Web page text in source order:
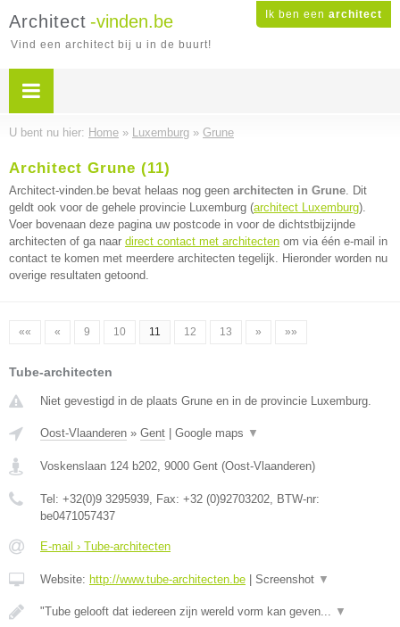
Ik ben een architect
Architect -vinden.be
Vind een architect bij u in de buurt!
U bent nu hier: Home » Luxemburg » Grune
Architect Grune (11)
Architect-vinden.be bevat helaas nog geen architecten in Grune. Dit
geldt ook voor de gehele provincie Luxemburg (architect Luxemburg).
Voer bovenaan deze pagina uw postcode in voor de dichtstbijzijnde
architecten of ga naar direct contact met architecten om via één e-mail in
contact te komen met meerdere architecten tegelijk. Hieronder worden nu
overige resultaten getoond.
«« « 9 10 11 12 13 » »»
Tube-architecten
Niet gevestigd in de plaats Grune en in de provincie Luxemburg.
Oost-Vlaanderen » Gent Google maps ▼
Voskenslaan 124 b202, 9000 Gent (Oost-Vlaanderen)
Tel: +32(0)9 3295939, Fax: +32 (0)92703202, BTW-nr:
be0471057437
E-mail › Tube-architecten
Website: http://www.tube-architecten.be Screenshot ▼
"Tube gelooft dat iedereen zijn wereld vorm kan geven... ▼